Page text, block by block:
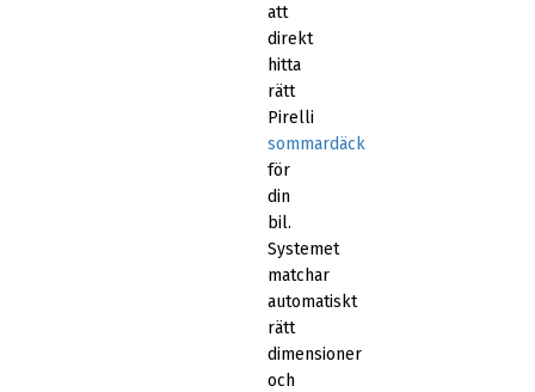
att
direkt
hitta
rätt
Pirelli
sommardäck
för
din
bil.
Systemet
matchar
automatiskt
rätt
dimensioner
och